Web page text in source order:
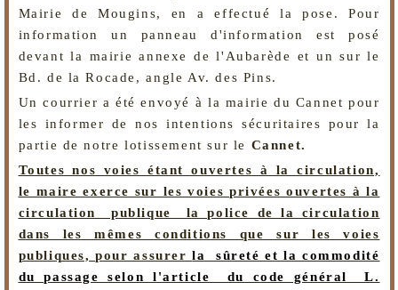
Mairie de Mougins, en a effectué la pose. Pour
information un panneau d'information est posé
devant la mairie annexe de l'Aubarède et un sur le
Bd. de la Rocade, angle Av. des Pins.
Un courrier a été envoyé à la mairie du Cannet pour
les informer de nos intentions sécuritaires pour la
partie de notre lotissement sur le Cannet.
Toutes nos voies étant ouvertes à la circulation,
le maire exerce sur les voies privées ouvertes à la
circulation publique la police de la circulation
dans les mêmes conditions que sur les voies
publiques, pour assurerla sûreté et la commodité
du passage selon l'article du code général L.